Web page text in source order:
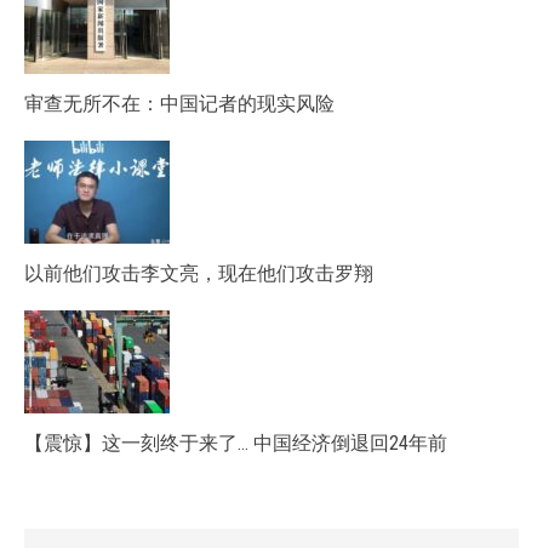
审查无所不在：中国记者的现实风险
以前他们攻击李文亮，现在他们攻击罗翔
【震惊】这一刻终于来了… 中国经济倒退回24年前